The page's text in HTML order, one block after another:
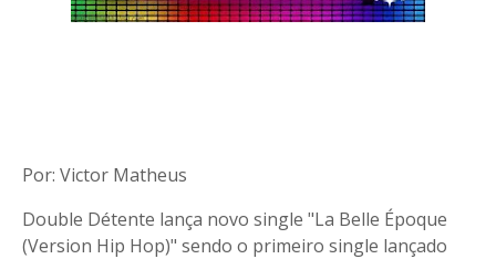
Por: Victor Matheus
Double Détente lança novo single "La Belle Époque
(Version Hip Hop)" sendo o primeiro single lançado